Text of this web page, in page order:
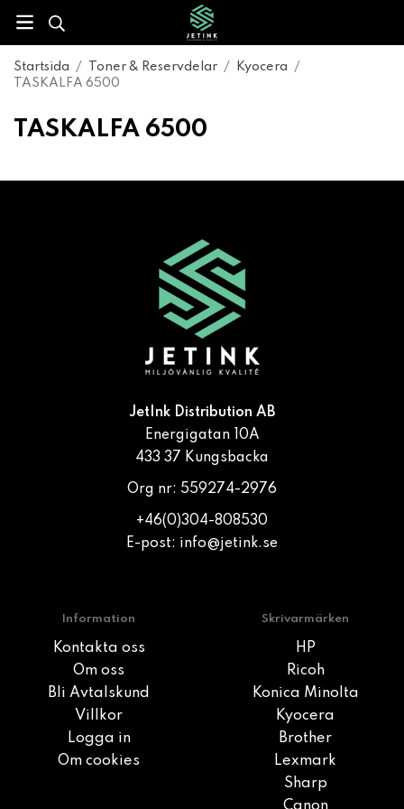
Startsida / Toner & Reservdelar / Kyocera
/
TASKALFA 6500
TASKALFA 6500
JetInk Distribution AB
Energigatan 10A
433 37 Kungsbacka
Org nr: 559274-2976
+46(0)304-808530
E-post: info@jetink.se
Information
Kontakta oss
Om oss
Bli Avtalskund
Villkor
Logga in
Om cookies
Skrivarmärken
HP
Ricoh
Konica Minolta
Kyocera
Brother
Lexmark
Sharp